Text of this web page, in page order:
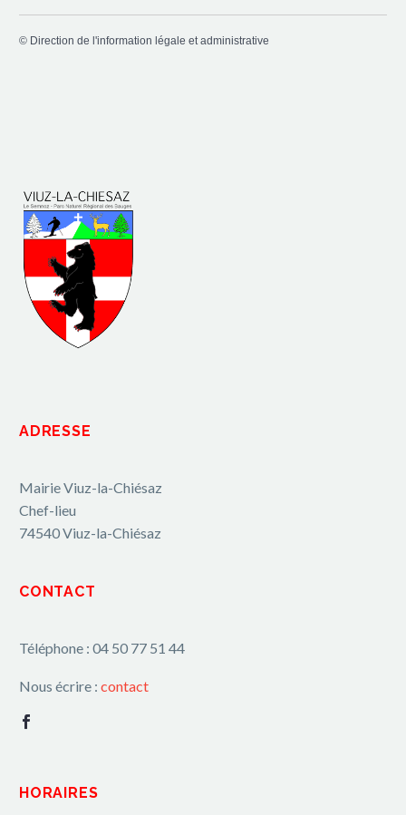
© Direction de l'information légale et administrative
ADRESSE
Mairie Viuz-la-Chiésaz
Chef-lieu
74540 Viuz-la-Chiésaz
CONTACT
Téléphone : 04 50 77 51 44
Nous écrire : contact
HORAIRES